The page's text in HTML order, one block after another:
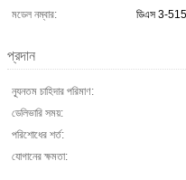
মডেল নম্বার:
ডিএস 3-
প্রদান
ন্যূনতম চাহিদার পরিমাণ:
ডেলিভারি সময়:
পরিশোধের শর্ত:
যোগানের ক্ষমতা: